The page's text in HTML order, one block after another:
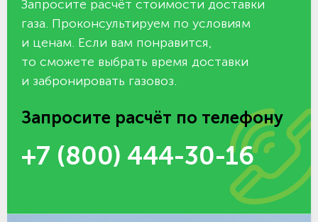
Запросите расчёт стоимости доставки
газа. Проконсультируем по условиям
и ценам. Если вам понравится,
то сможете выбрать время доставки
и забронировать газовоз.
Запросите расчёт по телефону
+7 (800) 444-30-16